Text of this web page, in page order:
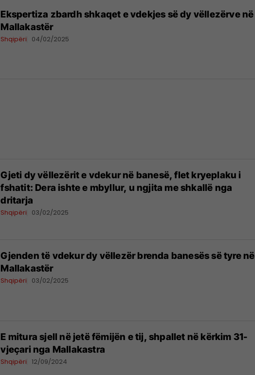
Ekspertiza zbardh shkaqet e vdekjes së dy vëllezërve në
Mallakastër
Shqipëri 04/02/2025
Gjeti dy vëllezërit e vdekur në banesë, flet kryeplaku i
fshatit: Dera ishte e mbyllur, u ngjita me shkallë nga
dritarja
Shqipëri 03/02/2025
Gjenden të vdekur dy vëllezër brenda banesës së tyre në
Mallakastër
Shqipëri 03/02/2025
E mitura sjell në jetë fëmijën e tij, shpallet në kërkim 31-
vjeçari nga Mallakastra
Shqipëri 12/09/2024